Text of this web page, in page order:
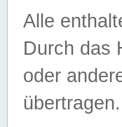
Alle
Durch das
oder
übertragen.